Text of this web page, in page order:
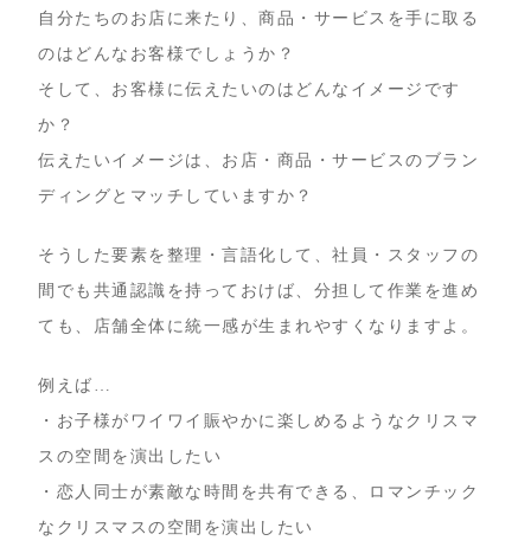
自分たちのお店に来たり、商品・サービスを手に取る
のはどんなお客様でしょうか？
そして、お客様に伝えたいのはどんなイメージです
か？
伝えたいイメージは、お店・商品・サービスのブラン
ディングとマッチしていますか？
そうした要素を整理・言語化して、社員・スタッフの
間でも共通認識を持っておけば、分担して作業を進め
ても、店舗全体に統一感が生まれやすくなりますよ。
例えば…
・お子様がワイワイ賑やかに楽しめるようなクリスマ
スの空間を演出したい
・恋人同士が素敵な時間を共有できる、ロマンチック
なクリスマスの空間を演出したい